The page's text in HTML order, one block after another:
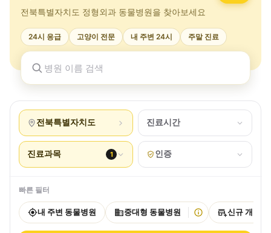
전북특별자치도 정형외과 동물병원을 찾아보세요
24시 응급 고양이 전문 내 주변 24시 주말 진료
전북특별자치도 진료시간
진료과목 1 인증
빠른 필터
내 주변 동물병원 중대형 동물병원 신규 개원